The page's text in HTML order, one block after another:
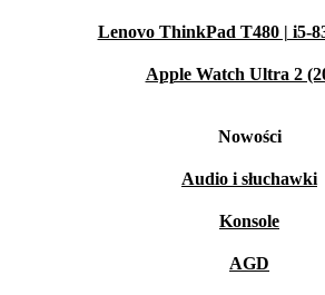
Lenovo ThinkPad T480 | i5-
Apple Watch Ultra 2
Nowości
Audio i słuchawki
Konsole
AGD